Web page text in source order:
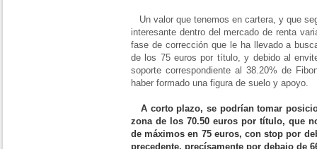
Un valor que tenemos en cartera, y que
interesante dentro del mercado de renta
fase de corrección que le ha llevado a
de los 75 euros por título, y debido al
soporte correspondiente al 38.20% de
haber formado una figura de suelo y apoyo.
A corto plazo, se podrían tomar
zona de los 70.50 euros por título, que
de máximos en 75 euros, con stop por
precedente, precísamente por debajo de